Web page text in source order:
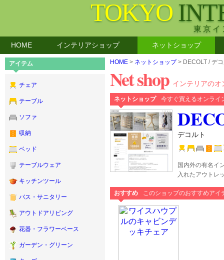
TOKYO
東京イ
HOME インテリアショップ ネットショップ
アイテム
チェア
テーブル
ソファ
収納
ベッド
テーブルウェア
キッチンツール
バス・サニタリー
アウトドアリビング
花器・フラワーベース
ガーデン・グリーン
HOME > ネットショップ> DECOLT / デ
Net shop インテリアのオ
ネットショップ 今すぐ買えるオンライ
デコルト
国内外の有名イ
入れたアウトレ
おすすめ このショップのおすすめアイ